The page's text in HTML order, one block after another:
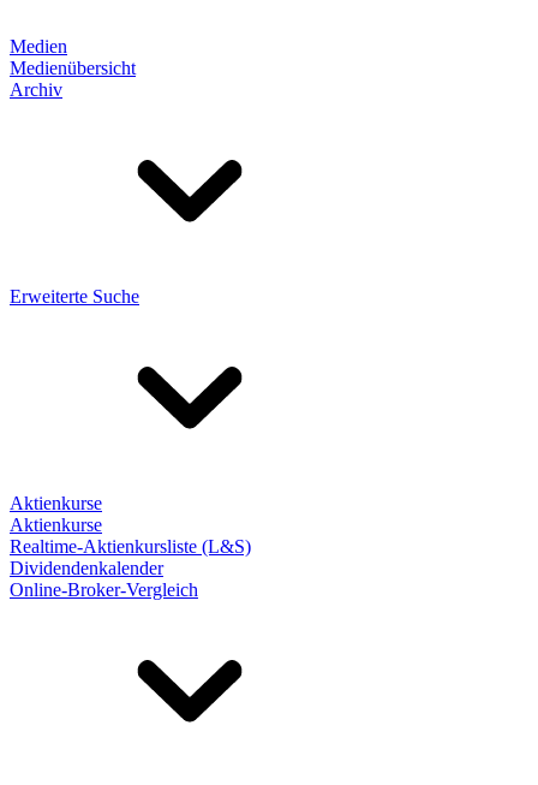
Medien
Medienübersicht
Archiv
Erweiterte Suche
Aktienkurse
Aktienkurse
Realtime-Aktienkursliste (L&S)
Dividendenkalender
Online-Broker-Vergleich